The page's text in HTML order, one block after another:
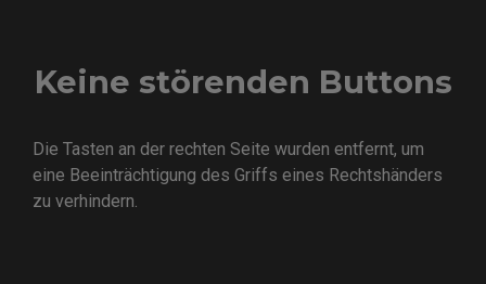
Keine störenden Buttons
Die Tasten an der rechten Seite wurden entfernt, um
eine Beeinträchtigung des Griffs eines Rechtshänders
zu verhindern.